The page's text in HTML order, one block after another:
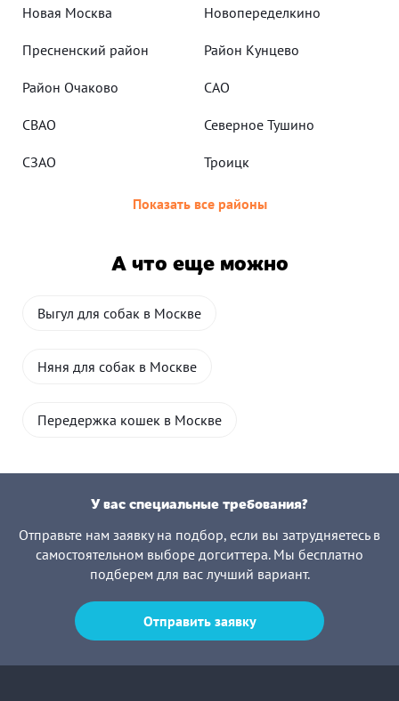
Новая Москва Новопеределкино
Пресненский район Район Кунцево
Район Очаково САО
СВАО Северное Тушино
СЗАО Троицк
Показать все районы
А что еще можно
Выгул для собак в Москве
Няня для собак в Москве
Передержка кошек в Москве
У вас специальные требования?
Отправьте нам заявку на подбор, если вы затрудняетесь в
самостоятельном выборе догситтера. Мы бесплатно
подберем для вас лучший вариант.
Отправить заявку